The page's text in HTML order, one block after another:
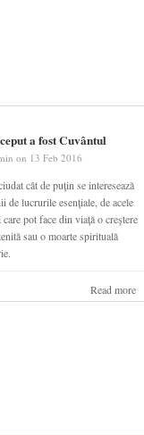
a fost Cuvântul
on 13 Feb 2016
ciudat cât de puţin se interesează
de lucrurile esenţiale, de acele
pot face din viaţă o creştere
sau o moarte spirituală
Read more